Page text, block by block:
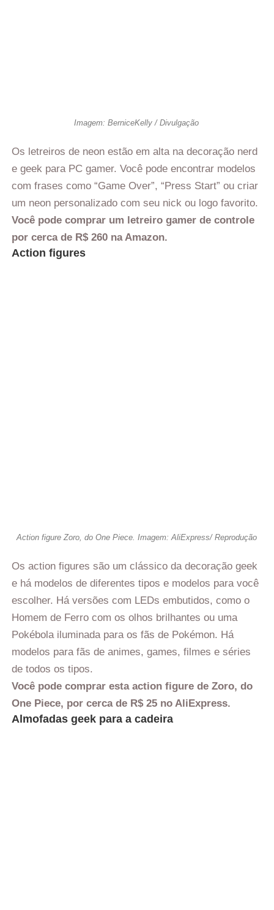
Imagem: BerniceKelly / Divulgação
Os letreiros de neon estão em alta na decoração nerd
e geek para PC gamer. Você pode encontrar modelos
com frases como “Game Over”, “Press Start” ou criar
um neon personalizado com seu nick ou logo favorito.
Você pode comprar um letreiro gamer de controle
por cerca de R$ 260 na Amazon.
Action figures
Action figure Zoro, do One Piece. Imagem: AliExpress/ Reprodução
Os action figures são um clássico da decoração geek
e há modelos de diferentes tipos e modelos para você
escolher. Há versões com LEDs embutidos, como o
Homem de Ferro com os olhos brilhantes ou uma
Pokébola iluminada para os fãs de Pokémon. Há
modelos para fãs de animes, games, filmes e séries
de todos os tipos.
Você pode comprar esta action figure de Zoro, do
One Piece, por cerca de R$ 25 no AliExpress.
Almofadas geek para a cadeira